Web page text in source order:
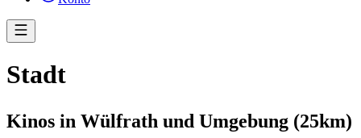
Stadt
Kinos in Wülfrath und Umgebung (25km)